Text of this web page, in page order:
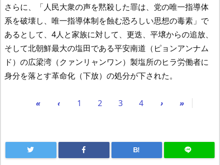
さらに、「人民大衆の声を黙殺した罪は、党の唯一指導体
系を破壊し、唯一指導体制を蝕む恐ろしい思想の毒素」で
あるとして、4人と家族に対して、更迭、平壌からの追放、
そして北朝鮮最大の塩田である平安南道（ピョンアンナム
ド）の広梁湾（クァンリャンワン）製塩所のヒラ労働者に
身分を落とす革命化（下放）の処分が下された。
« ‹ 1 2 3 4 › »
B!